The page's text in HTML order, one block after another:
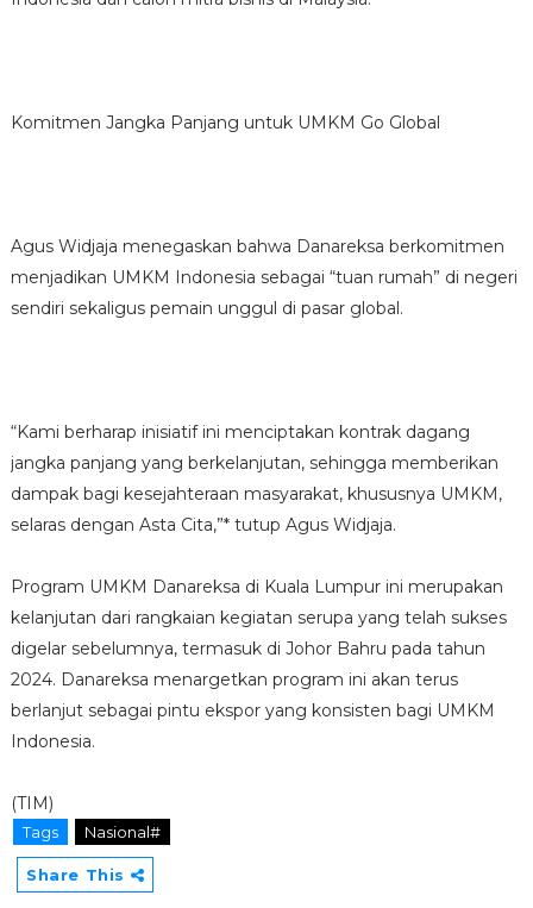
Komitmen Jangka Panjang untuk UMKM Go Global
Agus Widjaja menegaskan bahwa Danareksa berkomitmen
menjadikan UMKM Indonesia sebagai “tuan rumah” di negeri
sendiri sekaligus pemain unggul di pasar global.
“Kami berharap inisiatif ini menciptakan kontrak dagang
jangka panjang yang berkelanjutan, sehingga memberikan
dampak bagi kesejahteraan masyarakat, khususnya UMKM,
selaras dengan Asta Cita,”* tutup Agus Widjaja.
Program UMKM Danareksa di Kuala Lumpur ini merupakan
kelanjutan dari rangkaian kegiatan serupa yang telah sukses
digelar sebelumnya, termasuk di Johor Bahru pada tahun
2024. Danareksa menargetkan program ini akan terus
berlanjut sebagai pintu ekspor yang konsisten bagi UMKM
Indonesia.
(TIM)
Tags Nasional#
Share This